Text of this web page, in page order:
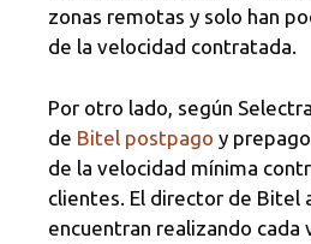
zonas remotas y solo han
de la velocidad contratada.
Por otro lado, según
de Bitel postpago y
de la velocidad mínima
clientes. El director de Bitel
encuentran realizando cada